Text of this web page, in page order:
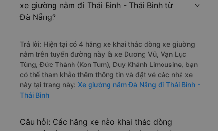
xe giường nằm đi Thái Bình - Thái Bình từ
Đà Nẵng?
Trả lời: Hiện tại có 4 hãng xe khai thác dòng xe giường
nằm trên tuyến đường này là xe Dương Vũ, Vạn Lục
Tùng, Đức Thành (Kon Tum), Duy Khánh Limousine, bạn
có thể tham khảo thêm thông tin và đặt vé các nhà xe
này tại trang này: Xe giường nằm Đà Nẵng đi Thái Bình -
Thái Bình
Câu hỏi: Các hãng xe nào khai thác dòng